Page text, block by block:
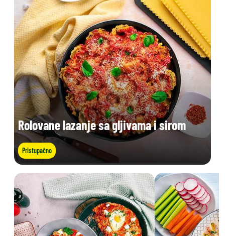
Rolovane lazanje sa gljivama i sirom
Pristupačno